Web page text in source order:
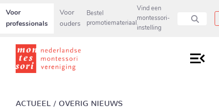
ACTUEEL / OVERIG NIEUWS
Secundaire navigatiemenu overslaan en direct naar pagina
Voor
professionals
Voor
ouders
Bestel
promotiemateriaal
Vind een
montessori-
instelling